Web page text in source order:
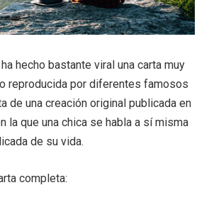
hecho bastante viral una carta muy
reproducida por diferentes famosos
de una creación original publicada en
la que una chica se habla a sí misma
de su vida.
completa: